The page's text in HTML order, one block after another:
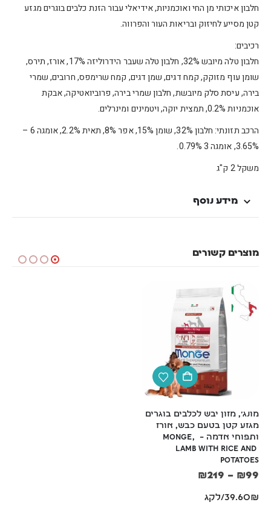
חלבון איכותי מן החי ואוכמניות, אידיאלי עבור הזנת כלבים בוגרים מגזע
קטן מסייע לחיזוק ובריאות העור והפרווה.
רכיבים:
חלבון טלה מיובש 32%, חלבון טלה שעבר הידרוליזה 17%, אורז, תירס,
שומן עוף מזוקק, קמח דגים, שמן דגים, קמח שרימפס, חרובים, שמרי
בירה, עיסת סלק מיובשת, חלבון שמרי בירה, פרוביואטיקה, אבקת
אוכמניות 0.2%, תמצית יוקה, ויטמינים ומינרלים.
הרכב תזונתי: חלבון 32%, שומן 15%, אפר 8%, תאית 2.2%, אומגה 6 –
3.65%, אומגה 3 0.79%.
משקל 2 ק"ג
מידע נוסף
מוצרים קשורים
מונג', מזון יבש לכלבים בוגרים
מגזע קטן בטעם כבש, אורז
ותפוחי אדמה – Monge,
Lamb with Rice and
Potatoes
₪99
–
₪219
39.60₪/לקג